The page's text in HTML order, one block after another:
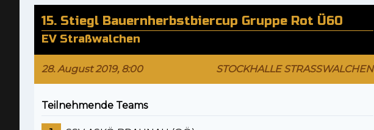
15. Stiegl Bauernherbstbiercup Gruppe Rot Ü60
EV Straßwalchen
28. August 2019, 8:00 STOCKHALLE STRASSWALCHEN
Teilnehmende Teams